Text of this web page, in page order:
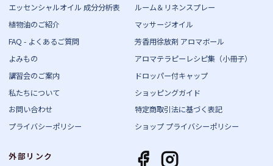
エッセンシャルオイル 成分分析表
植物油のご紹介
FAQ - よくあるご質問
よみもの
講習会のご案内
私たちについて
お問い合わせ
プライバシーポリシー
外部リンク
ルーム＆リネンスプレー
マッサージオイル
芳香用徐放剤 アロマボール
アロマテラピーレシピ集（小冊子）
ドロッパー付キャップ
ショッピングガイド
特定商取引法に基づく表記
ショップ プライバシーポリシー